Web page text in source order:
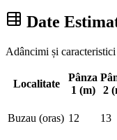
Date
Adâncimi și
Localitate
Pânza
1 (m)
2
Buzau (oras) 12 13